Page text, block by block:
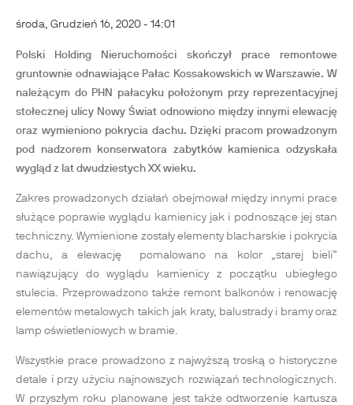
środa, Grudzień 16, 2020 - 14:01
Polski Holding Nieruchomości skończył prace remontowe
gruntownie odnawiające Pałac Kossakowskich w Warszawie. W
należącym do PHN pałacyku położonym przy reprezentacyjnej
stołecznej ulicy Nowy Świat odnowiono między innymi elewację
oraz wymieniono pokrycia dachu. Dzięki pracom prowadzonym
pod nadzorem konserwatora zabytków kamienica odzyskała
wygląd z lat dwudziestych XX wieku.
Zakres prowadzonych działań obejmował między innymi prace
służące poprawie wyglądu kamienicy jak i podnoszące jej stan
techniczny. Wymienione zostały elementy blacharskie i pokrycia
dachu, a elewację pomalowano na kolor „starej bieli”
nawiązujący do wyglądu kamienicy z początku ubiegłego
stulecia. Przeprowadzono także remont balkonów i renowację
elementów metalowych takich jak kraty, balustrady i bramy oraz
lamp oświetleniowych w bramie.
Wszystkie prace prowadzono z najwyższą troską o historyczne
detale i przy użyciu najnowszych rozwiązań technologicznych.
W przyszłym roku planowane jest także odtworzenie kartusza